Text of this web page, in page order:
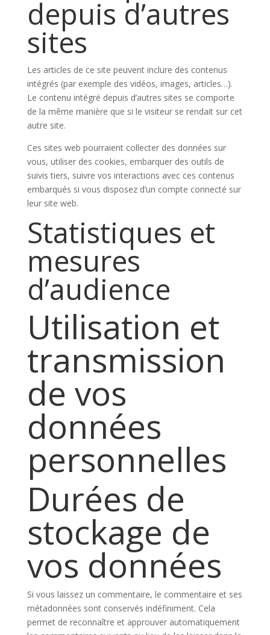
depuis d’autres
sites
Les articles de ce site peuvent inclure des contenus
intégrés (par exemple des vidéos, images, articles…).
Le contenu intégré depuis d’autres sites se comporte
de la même manière que si le visiteur se rendait sur cet
autre site.
Ces sites web pourraient collecter des données sur
vous, utiliser des cookies, embarquer des outils de
suivis tiers, suivre vos interactions avec ces contenus
embarqués si vous disposez d’un compte connecté sur
leur site web.
Statistiques et
mesures
d’audience
Utilisation et
transmission
de vos
données
personnelles
Durées de
stockage de
vos données
Si vous laissez un commentaire, le commentaire et ses
métadonnées sont conservés indéfiniment. Cela
permet de reconnaître et approuver automatiquement